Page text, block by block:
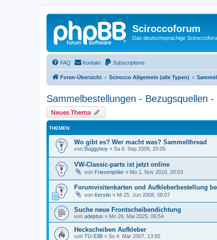
Sciroccoforum
Das deutschsprachige
FAQ Kontakt Subscriptions
Foren-Übersicht Scirocco Allgemein (alle Typen)
Sammelbestellungen - Bezugsquellen
Neues Thema
THEMEN
Wo gibt es? Wer macht was? Sammelthread
von Buggyboy » Sa 6. Sep 2008, 20:05
VW-Classic-parts ist jetzt online
von Friesenpöler » Mo 1. Nov 2010, 20:03
Forumvisitenkarten und Aufkleberbestellung
von Kerstin » Mi 25. Jun 2008, 08:07
Suche neue Frontscheibendichtung
von adeptus » Mo 26. Mai 2025, 06:54
Heckscheiben Aufkleber
von TÜ-53B » So 4. Mär 2007, 13:55